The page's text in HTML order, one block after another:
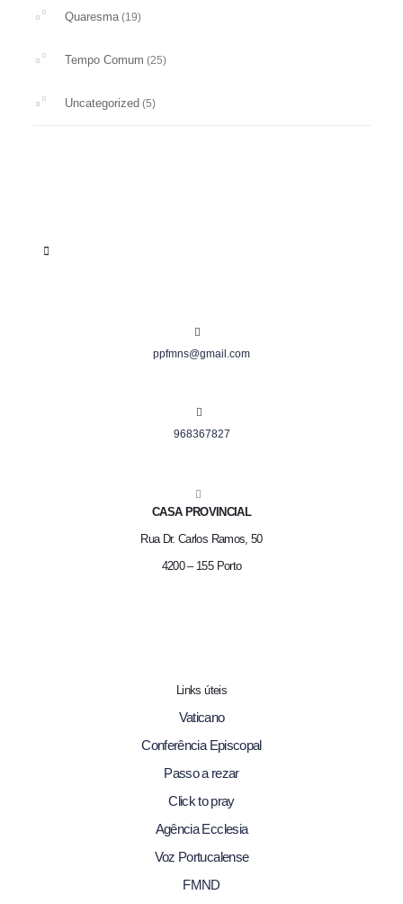
Quaresma (19)
Tempo Comum (25)
Uncategorized (5)
ppfmns@gmail.com
968367827
CASA PROVINCIAL
Rua Dr. Carlos Ramos, 50
4200 – 155 Porto
Links úteis
Vaticano
Conferência Episcopal
Passo a rezar
Click to pray
Agência Ecclesia
Voz Portucalense
FMND